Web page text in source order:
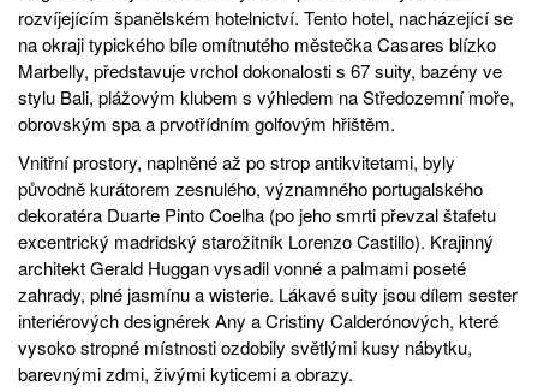
rozvíjejícím španělském hotelnictví. Tento hotel, nacházející se
na okraji typického bíle omítnutého městečka Casares blízko
Marbelly, představuje vrchol dokonalosti s 67 suity, bazény ve
stylu Bali, plážovým klubem s výhledem na Středozemní moře,
obrovským spa a prvotřídním golfovým hřištěm.
Vnitřní prostory, naplněné až po strop antikvitetami, byly
původně kurátorem zesnulého, významného portugalského
dekoratéra Duarte Pinto Coelha (po jeho smrti převzal štafetu
excentrický madridský starožitník Lorenzo Castillo). Krajinný
architekt Gerald Huggan vysadil vonné a palmami poseté
zahrady, plné jasmínu a wisterie. Lákavé suity jsou dílem sester
interiérových designérek Any a Cristiny Calderónových, které
vysoko stropné místnosti ozdobily světlými kusy nábytku,
barevnými zdmi, živými kyticemi a obrazy.